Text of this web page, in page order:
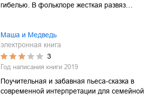
гибелью. В фольклоре жесткая развяз…
Маша и Медведь
электронная книга
3
Год написания книги 2019
Поучительная и забавная пьеса-сказка в
современной интерпретации для семейной